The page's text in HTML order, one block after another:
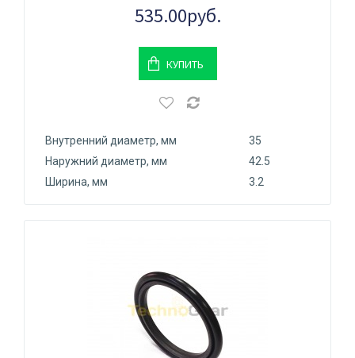
535.00руб.
КУПИТЬ
Внутренний диаметр, мм
35
Наружний диаметр, мм
42.5
Ширина, мм
3.2